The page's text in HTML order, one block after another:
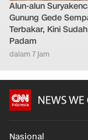
Alun-alun
Gunung Gede
Terbakar, Kini Sudah
Padam
dalam 7 jam
Nasional